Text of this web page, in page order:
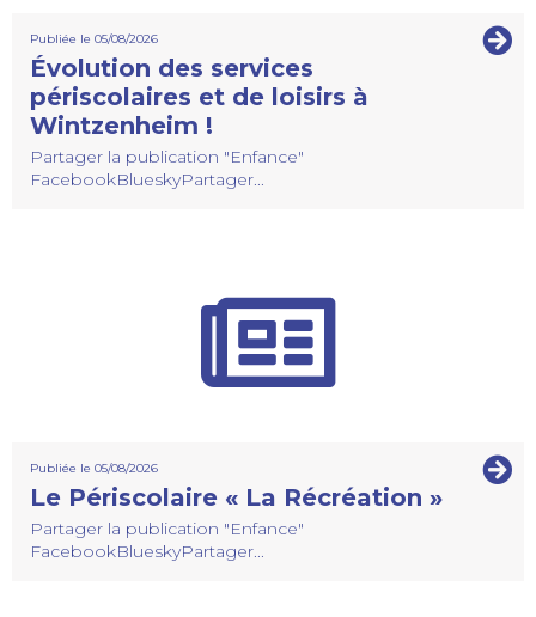
Publiée le 05/08/2026
Évolution des services
périscolaires et de loisirs à
Wintzenheim !
Partager la publication "Enfance"
FacebookBlueskyPartager...
Publiée le 05/08/2026
Le Périscolaire « La Récréation »
Partager la publication "Enfance"
FacebookBlueskyPartager...